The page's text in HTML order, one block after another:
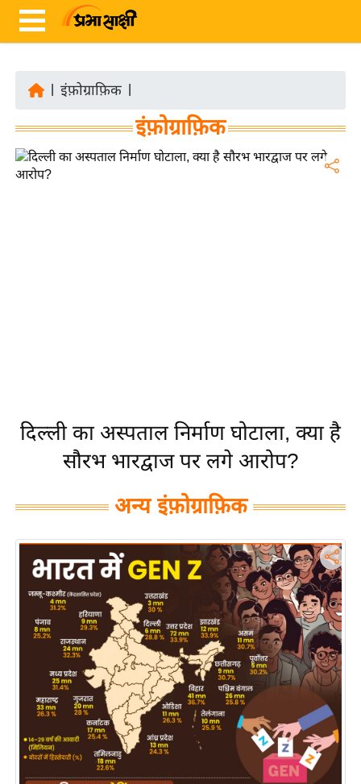
ज़ा
ख
ब
ज़
द्यो
ब
इंफ़ोग्राफ़िक
इंफ़ोग्राफ़िक
दिल्ली का अस्पताल निर्माण घोटाला, क्या है
सौरभ भारद्वाज पर लगे आरोप?
अन्य इंफ़ोग्राफ़िक